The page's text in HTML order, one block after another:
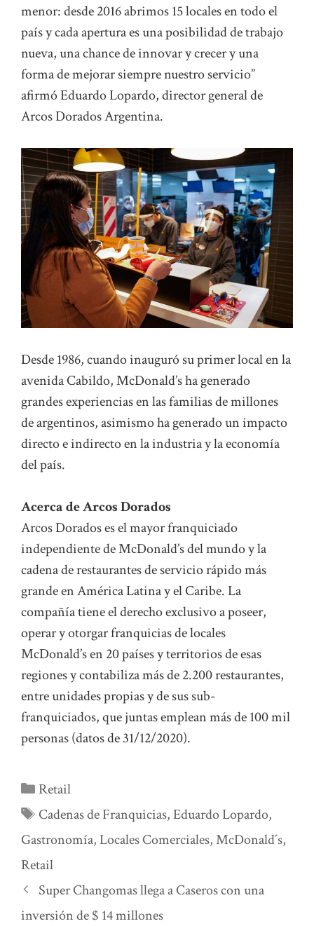
menor: desde 2016 abrimos 15 locales en todo el
país y cada apertura es una posibilidad de trabajo
nueva, una chance de innovar y crecer y una
forma de mejorar siempre nuestro servicio”
afirmó Eduardo Lopardo, director general de
Arcos Dorados Argentina.
Desde 1986, cuando inauguró su primer local en la
avenida Cabildo, McDonald’s ha generado
grandes experiencias en las familias de millones
de argentinos, asimismo ha generado un impacto
directo e indirecto en la industria y la economía
del país.
Acerca de Arcos Dorados
Arcos Dorados es el mayor franquiciado
independiente de McDonald’s del mundo y la
cadena de restaurantes de servicio rápido más
grande en América Latina y el Caribe. La
compañía tiene el derecho exclusivo a poseer,
operar y otorgar franquicias de locales
McDonald’s en 20 países y territorios de esas
regiones y contabiliza más de 2.200 restaurantes,
entre unidades propias y de sus sub-
franquiciados, que juntas emplean más de 100 mil
personas (datos de 31/12/2020).
Categorías
Retail
Etiquetas
Cadenas de Franquicias,Eduardo Lopardo,
Gastronomía,Locales Comerciales,McDonald´s,
Retail
Super Changomas llega a Caseros con una
inversión de $ 14 millones